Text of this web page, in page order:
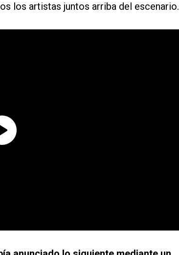
los artistas juntos arriba del escenario.